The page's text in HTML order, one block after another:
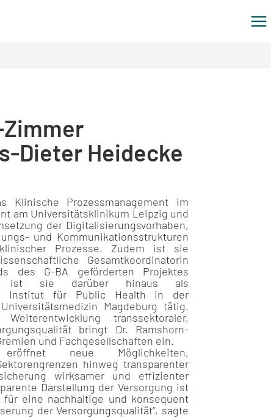
Zimmer
Dieter Heidecke
Prozessmanagement im
am Universitätsklinikum Leipzig und
der Digitalisierungsvorhaben,
und Kommunikationsstrukturen
Prozesse. Zudem ist sie
Gesamtkoordinatorin
des G-BA geförderten Projektes
ist sie darüber hinaus als
Institut für Public Health in der
Magdeburg tätig.
transsektoraler,
bringt Dr. Ramshorn-
und Fachgesellschaften ein.
neue Möglichkeiten,
hinweg transparenter
wirksamer und effizienter
Darstellung der Versorgung ist
für eine nachhaltige und konsequent
der Versorgungsqualität“, sagte